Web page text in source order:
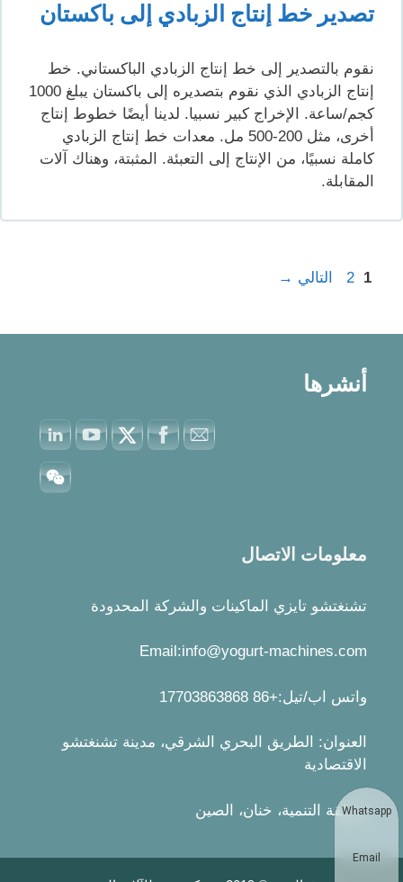
تصدير خط إنتاج الزبادي إلى باكستان
نقوم بالتصدير إلى خط إنتاج الزبادي الباكستاني. خط
إنتاج الزبادي الذي نقوم بتصديره إلى باكستان يبلغ 1000
كجم/ساعة. الإخراج كبير نسبيا. لدينا أيضًا خطوط إنتاج
أخرى، مثل 200-500 مل. معدات خط إنتاج الزبادي
كاملة نسبيًا، من الإنتاج إلى التعبئة. المثبتة، وهناك آلات
المقابلة.
Page
Page
2 التالي→
أنشرها
معلومات الاتصال
تشنغتشو تايزي الماكينات والشركة المحدودة
Email:info@yogurt-machines.com
واتس اب/تيل:+86 17703863868
العنوان: الطريق البحري الشرقي، مدينة تشنغتشو
الاقتصادية
منطقة التنمية، خنان، الصين
Email